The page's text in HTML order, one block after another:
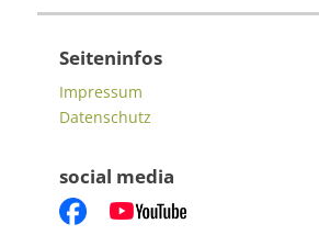
Seiteninfos
Impressum
Datenschutz
social media